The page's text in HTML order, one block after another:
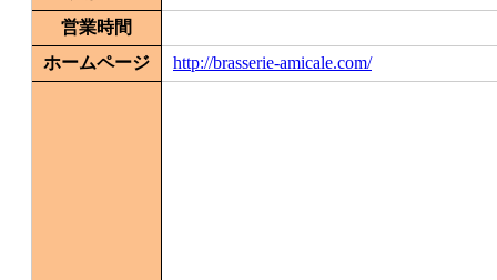
営業時間
ホームページ
http://brasserie-amicale.com/